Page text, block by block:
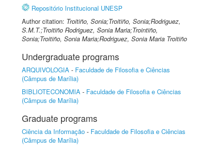
Repositório Institucional UNESP
Author citation: Troitiño, Sonia;Troitiño, Sonia;Rodriguez,
S.M.T.;Troitiño Rodriguez, Sonia Maria;Trointiño,
Sonia;Troitiño, Sonia Maria;Rodriguez, Sonia Maria Troitiño
Undergraduate programs
ARQUIVOLOGIA - Faculdade de Filosofia e Ciências
(Câmpus de Marília)
BIBLIOTECONOMIA - Faculdade de Filosofia e Ciências
(Câmpus de Marília)
Graduate programs
Ciência da Informação - Faculdade de Filosofia e Ciências
(Câmpus de Marília)